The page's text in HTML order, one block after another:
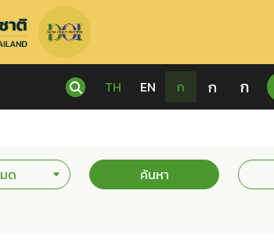
TH EN ก ก ก
ค้นหา